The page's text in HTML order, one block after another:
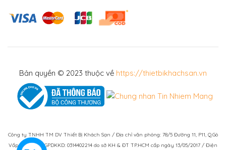
Bản quyền © 2023 thuộc về https://thietbikhachsan.vn
Công ty TNHH TM DV Thiết Bị Khách Sạn / Địa chỉ văn phòng: 78/5 Đường 11, P11, Q.Gò
Vấp, TPHCM / GPDKKD: 0314402214 do sở KH & ĐT TP.HCM cấp ngày 13/05/2017 / Điện